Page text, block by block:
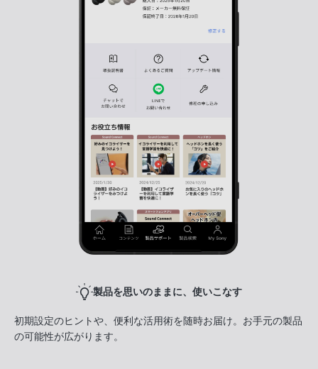
製品を思いのままに、使いこなす
初期設定のヒントや、便利な活用術を随時お届け。お手元の製品
の可能性が広がります。